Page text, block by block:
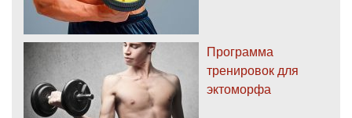
Программа
тренировок для
эктоморфа